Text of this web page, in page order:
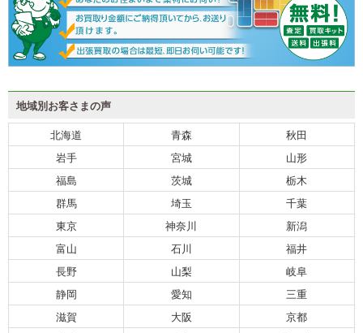
地域別お客さまの声
北海道
青森
秋田
岩手
宮城
山形
福島
茨城
栃木
群馬
埼玉
千葉
東京
神奈川
新潟
富山
石川
福井
長野
山梨
岐阜
静岡
愛知
三重
滋賀
大阪
京都